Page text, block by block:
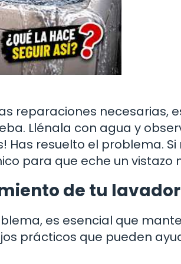
reparaciones necesarias,
Llénala con agua y
Has resuelto el problema.
para que eche un vistazo
de tu
es esencial que
prácticos que pueden